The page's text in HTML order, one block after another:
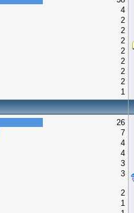
4
2
2
2
2
2
2
2
1
26
7
4
4
3
3
2
1